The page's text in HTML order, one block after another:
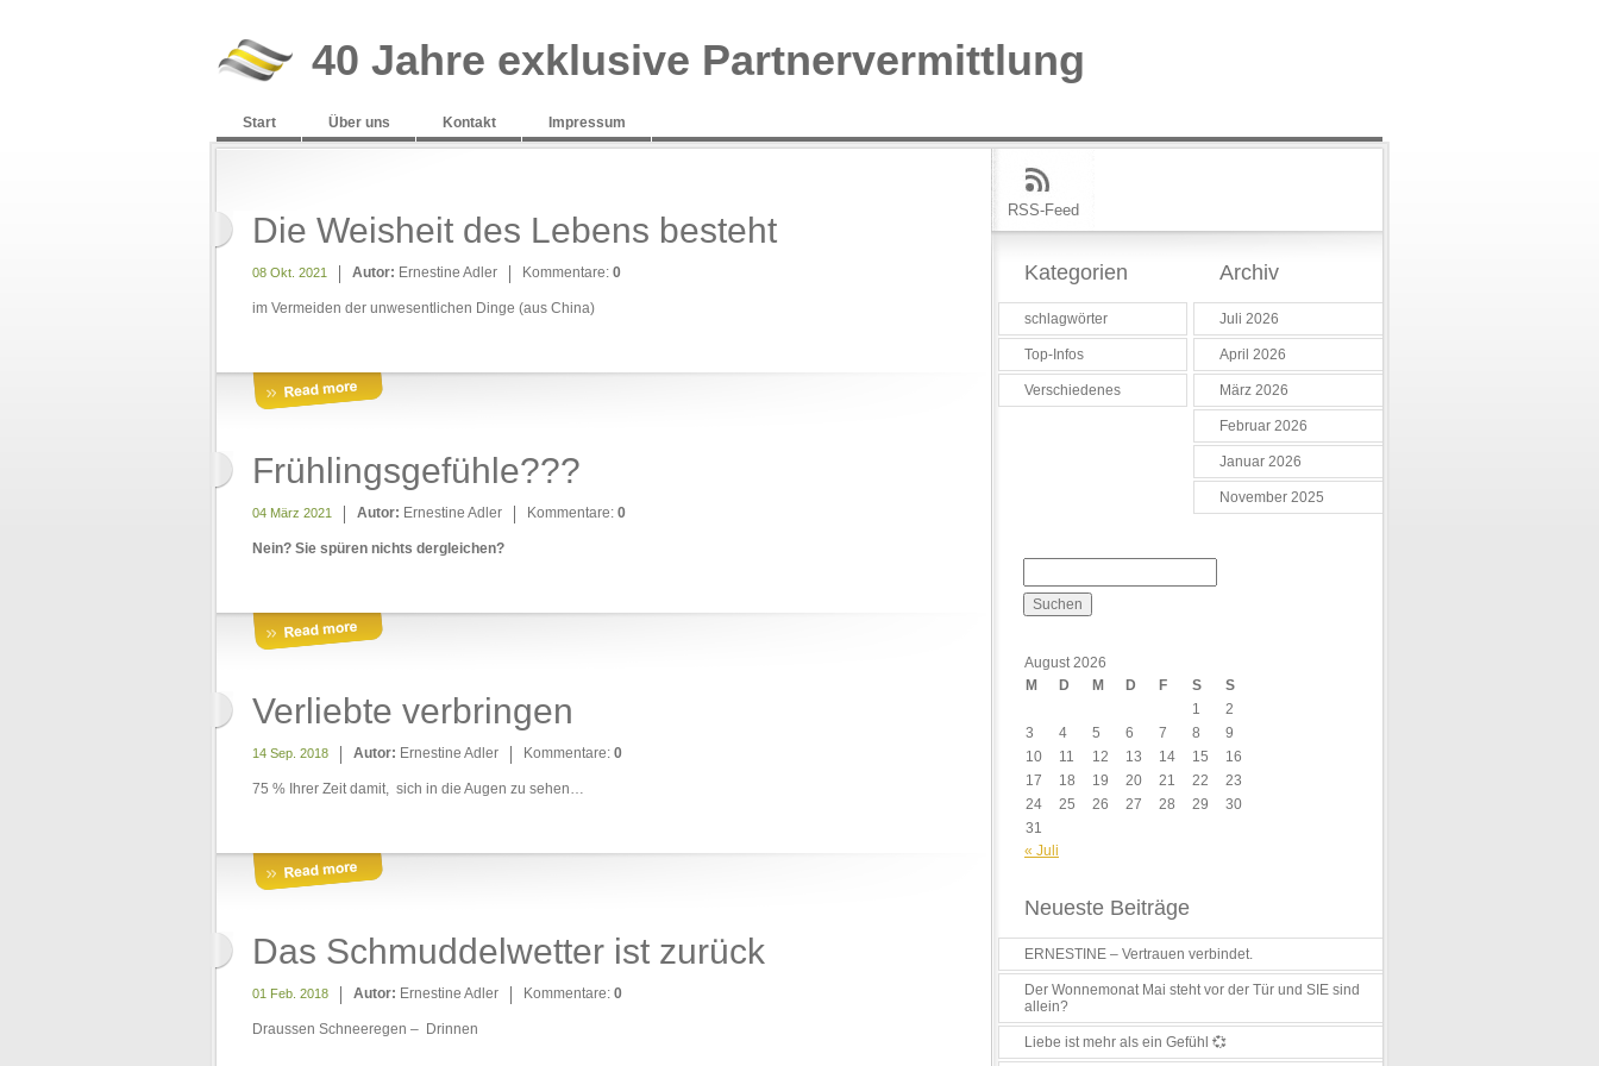
40 Jahre exklusive Partnervermittlung
Start Über uns Kontakt Impressum
Die Weisheit des Lebens besteht
08 Okt. 2021 Autor: Ernestine Adler Kommentare: 0
im Vermeiden der unwesentlichen Dinge (aus China)
Frühlingsgefühle???
04 März 2021 Autor: Ernestine Adler Kommentare: 0
Nein? Sie spüren nichts dergleichen?
Verliebte verbringen
14 Sep. 2018 Autor: Ernestine Adler Kommentare: 0
75 % Ihrer Zeit damit, sich in die Augen zu sehen…
Das Schmuddelwetter ist zurück
01 Feb. 2018 Autor: Ernestine Adler Kommentare: 0
Draussen Schneeregen – Drinnen
RSS-Feed
Kategorien
schlagwörter
Top-Infos
Verschiedenes
Archiv
Juli 2026
April 2026
März 2026
Februar 2026
Januar 2026
November 2025
August 2026
M
D M D F S
S
1
2
3
4 5 6 7 8
9
10
11 12 13 14 15
16
17
18 19 20 21 22
23
24
25 26 27 28 29
30
31
« Juli
Neueste Beiträge
ERNESTINE – Vertrauen verbindet.
Der Wonnemonat Mai steht vor der Tür und SIE sind
allein?
Liebe ist mehr als ein Gefühl 💞